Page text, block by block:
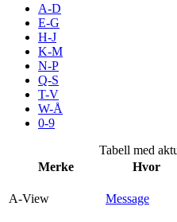
Merker
Inspirasjon
Søk
Åpningstider
Praktisk informasjon
A-D
E-G
H-J
K-M
N-P
Q-S
T-V
W-Å
0-9
Tabell med
Merke
Hvor
A-View Message